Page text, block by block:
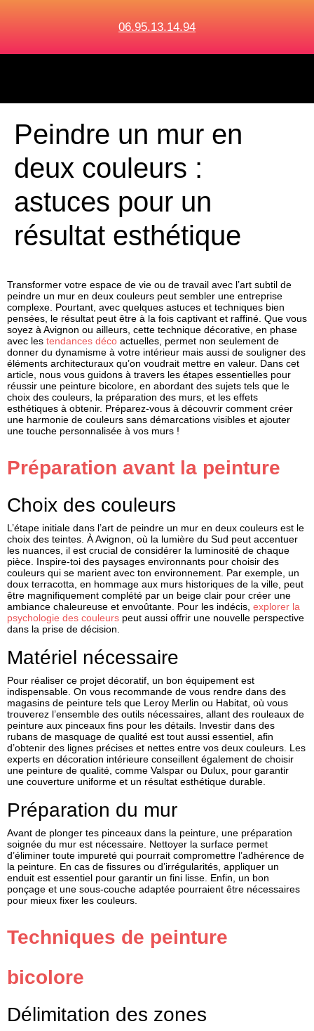
06.95.13.14.94
Peindre un mur en
deux couleurs :
astuces pour un
résultat esthétique
Transformer votre espace de vie ou de travail avec l’art subtil de
peindre un mur en deux couleurs peut sembler une entreprise
complexe. Pourtant, avec quelques astuces et techniques bien
pensées, le résultat peut être à la fois captivant et raffiné. Que vous
soyez à Avignon ou ailleurs, cette technique décorative, en phase
avec les tendances déco actuelles, permet non seulement de
donner du dynamisme à votre intérieur mais aussi de souligner des
éléments architecturaux qu’on voudrait mettre en valeur. Dans cet
article, nous vous guidons à travers les étapes essentielles pour
réussir une peinture bicolore , en abordant des sujets tels que le
choix des couleurs, la préparation des murs, et les effets
esthétiques à obtenir. Préparez-vous à découvrir comment créer
une harmonie de couleurs sans démarcations visibles et ajouter
une touche personnalisée à vos murs !
Préparation avant la peinture
Choix des couleurs
L’étape initiale dans l’art de peindre un mur en deux couleurs est le
choix des teintes. À Avignon, où la lumière du Sud peut accentuer
les nuances, il est crucial de considérer la luminosité de chaque
pièce. Inspire-toi des paysages environnants pour choisir des
couleurs qui se marient avec ton environnement. Par exemple, un
doux terracotta, en hommage aux murs historiques de la ville, peut
être magnifiquement complété par un beige clair pour créer une
ambiance chaleureuse et envoûtante. Pour les indécis, explorer la
psychologie des couleurs peut aussi offrir une nouvelle perspective
dans la prise de décision.
Matériel nécessaire
Pour réaliser ce projet décoratif, un bon équipement est
indispensable. On vous recommande de vous rendre dans des
magasins de peinture tels que Leroy Merlin ou Habitat, où vous
trouverez l’ensemble des outils nécessaires, allant des rouleaux de
peinture aux pinceaux fins pour les détails. Investir dans des
rubans de masquage de qualité est tout aussi essentiel, afin
d’obtenir des lignes précises et nettes entre vos deux couleurs. Les
experts en décoration intérieure conseillent également de choisir
une peinture de qualité, comme Valspar ou Dulux, pour garantir
une couverture uniforme et un résultat esthétique durable.
Préparation du mur
Avant de plonger tes pinceaux dans la peinture, une préparation
soignée du mur est nécessaire. Nettoyer la surface permet
d’éliminer toute impureté qui pourrait compromettre l’adhérence de
la peinture. En cas de fissures ou d’irrégularités, appliquer un
enduit est essentiel pour garantir un fini lisse. Enfin, un bon
ponçage et une sous-couche adaptée pourraient être nécessaires
pour mieux fixer les couleurs.
Techniques de peinture
bicolore
Délimitation des zones